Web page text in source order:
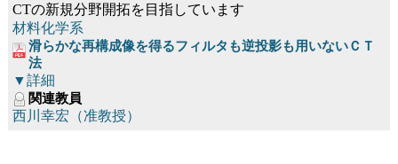
CTの新規分野開拓を目指しています
材料化学系
滑らかな再構成像を得るフィルタも逆投影も用いないＣＴ
法
▼詳細
関連教員
西川幸宏（准教授）